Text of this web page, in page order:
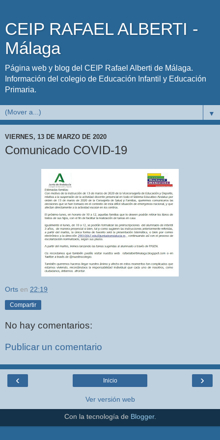
CEIP RAFAEL ALBERTI -
Málaga
Página web y blog del CEIP Rafael Alberti de Málaga.
Información del colegio de Educación Infantil y Educación
Primaria.
▼
VIERNES, 13 DE MARZO DE 2020
Comunicado COVID-19
Orts en 22:19
Compartir
No hay comentarios:
Publicar un comentario
‹ ›
Inicio
Ver versión web
Con la tecnología de Blogger.